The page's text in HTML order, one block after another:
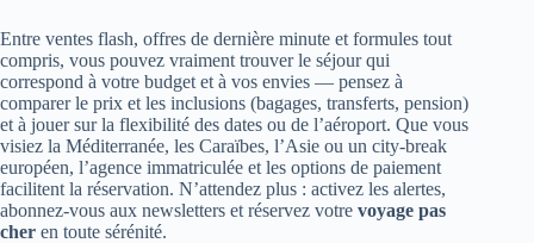
Entre ventes flash, offres de dernière minute et formules tout
compris, vous pouvez vraiment trouver le séjour qui
correspond à votre budget et à vos envies — pensez à
comparer le prix et les inclusions (bagages, transferts, pension)
et à jouer sur la flexibilité des dates ou de l’aéroport. Que vous
visiez la Méditerranée, les Caraïbes, l’Asie ou un city‑break
européen, l’agence immatriculée et les options de paiement
facilitent la réservation. N’attendez plus : activez les alertes,
abonnez‑vous aux newsletters et réservez votre voyage pas
cher en toute sérénité.